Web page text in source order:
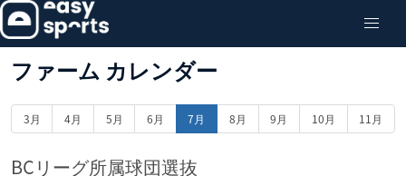
ファーム カレンダー
3月 4月 5月 6月 7月 8月 9月 10月 11月
BCリーグ所属球団選抜